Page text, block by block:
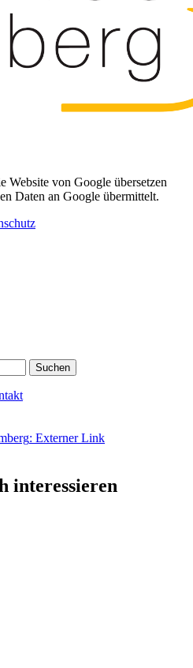
Website von Google übersetzen
Daten an Google übermittelt.
Suchen
: Externer Link
interessieren